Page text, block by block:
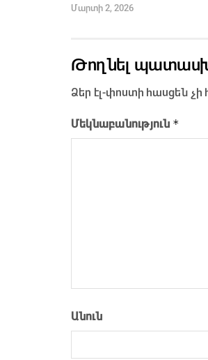
Մարտի 2, 2026
Թողնել
Ձեր էլ-փոստի հասցեն չի
Մեկնաբանություն *
Անուն